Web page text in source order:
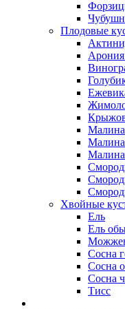
Плодовые
Арония
Малина
Малина
Малина
Хвойные
Ель
Ель
Сосна
Сосна
Сосна
Тисс